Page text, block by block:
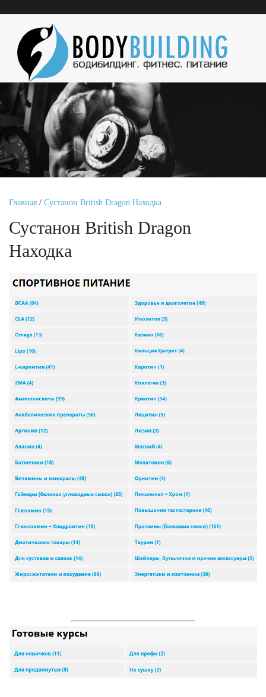
Главная / Сустанон British Dragon Находка
Сустанон British Dragon
Находка